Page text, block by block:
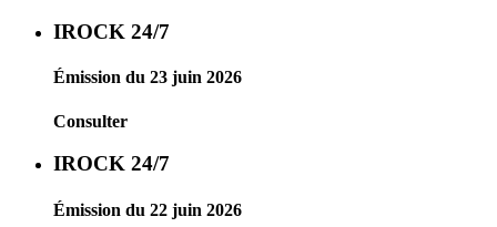
IROCK 24/7
Émission du 23 juin 2026
Consulter
IROCK 24/7
Émission du 22 juin 2026